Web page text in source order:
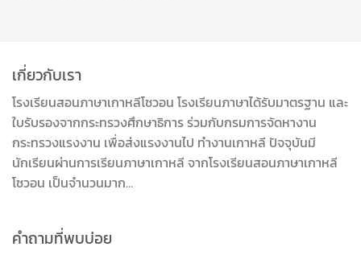
เกี่ยวกับเรา
โรงเรียนสอนภาษาเกาหลีโซวอน โรงเรียนภาษาได้รับมาตรฐาน และ
ใบรับรองจากกระทรวงศึกษาธิการ ร่วมกับกรมการจัดหางาน
กระทรวงแรงงาน เพื่อส่งแรงงานไป ทำงานเกาหลี ปัจจุบันมี
นักเรียนผ่านการเรียนภาษาเกาหลี จากโรงเรียนสอนภาษาเกาหลี
โซวอน เป็นจำนวนมาก…
คำถามที่พบบ่อย